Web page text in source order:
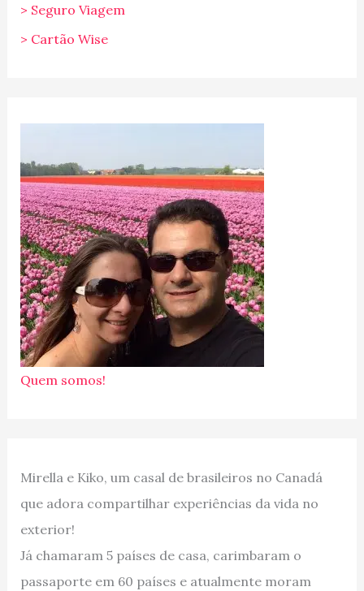
> Seguro Viagem
> Cartão Wise
Quem somos!
Mirella e Kiko, um casal de brasileiros no Canadá
que adora compartilhar experiências da vida no
exterior!
Já chamaram 5 países de casa, carimbaram o
passaporte em 60 países e atualmente moram